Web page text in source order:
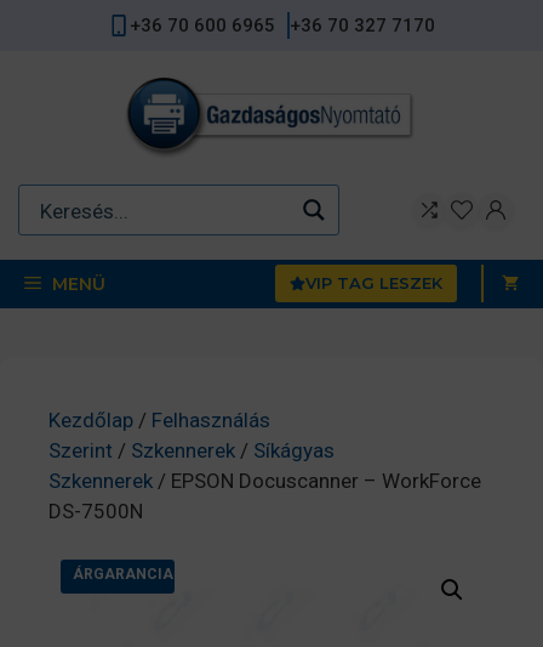
+36 70 600 6965 +36 70 327 7170
MENÜ VIP TAG LESZEK
Kezdőlap / Felhasználás
Szerint / Szkennerek / Síkágyas
Szkennerek / EPSON Docuscanner – WorkForce
DS-7500N
ÁRGARANCIA